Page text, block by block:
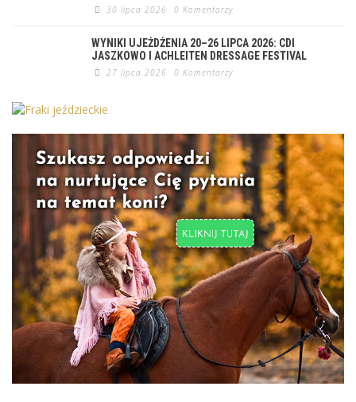
30 lipca 2026 0 Komentarzy
WYNIKI UJEŻDŻENIA 20–26 LIPCA 2026: CDI
JASZKOWO I ACHLEITEN DRESSAGE FESTIVAL
27 lipca 2026 0 Komentarzy